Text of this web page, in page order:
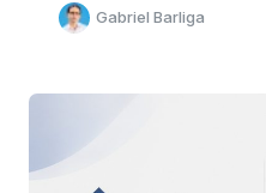
Gabriel Barliga